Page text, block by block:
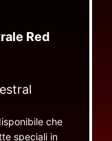
Red
che
speciali in